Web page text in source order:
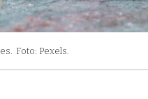
Foto: Pexels.